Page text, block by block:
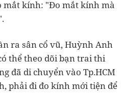
mắt kính: "Đo mắt kính mà
ra sân cổ vũ, Huỳnh Anh
thể theo dõi bạn trai thi
đã di chuyển vào Tp.HCM
phải đi đo kính mới tiện để